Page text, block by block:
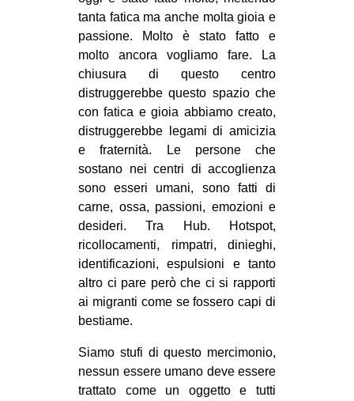
tanta fatica ma anche molta gioia e
passione. Molto è stato fatto e
molto ancora vogliamo fare. La
chiusura di questo centro
distruggerebbe questo spazio che
con fatica e gioia abbiamo creato,
distruggerebbe legami di amicizia
e fraternità. Le persone che
sostano nei centri di accoglienza
sono esseri umani, sono fatti di
carne, ossa, passioni, emozioni e
desideri. Tra Hub. Hotspot,
ricollocamenti, rimpatri, dinieghi,
identificazioni, espulsioni e tanto
altro ci pare però che ci si rapporti
ai migranti come se fossero capi di
bestiame.
Siamo stufi di questo mercimonio,
nessun essere umano deve essere
trattato come un oggetto e tutti